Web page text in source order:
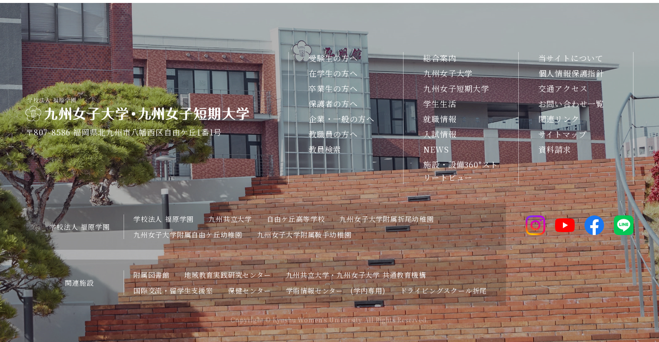
〒807-8586福岡県北九州市八幡西区自由ケ丘1番1号
受験生の方へ
在学生の方へ
卒業生の方へ
保護者の方へ
企業・一般の方へ
教職員の方へ
教員検索
総合案内
九州女子大学
九州女子短期大学
学生生活
就職情報
入試情報
NEWS
施設・設備360°スト
リートビュー
当サイトについて
個人情報保護指針
交通アクセス
お問い合わせ一覧
関連リンク
サイトマップ
資料請求
学校法人 福原学園
学校法人 福原学園 九州共立大学 自由ケ丘高等学校
九州女子大学附属折尾幼稚園
九州女子大学附属自由ケ丘幼稚園
九州女子大学附属鞍手幼稚園
関連施設
附属図書館 地域教育実践研究センター
九州共立大学・九州女子大学 共通教育機構
国際交流・留学生支援室
保健センター 学術情報センター (学内専用) ドライビングスクール折尾
Copyright © Kyushu Women's University All Rights Reserved.